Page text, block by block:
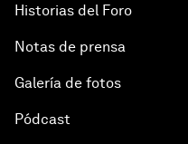
Historias del Foro
Notas de prensa
Galería de fotos
Pódcast